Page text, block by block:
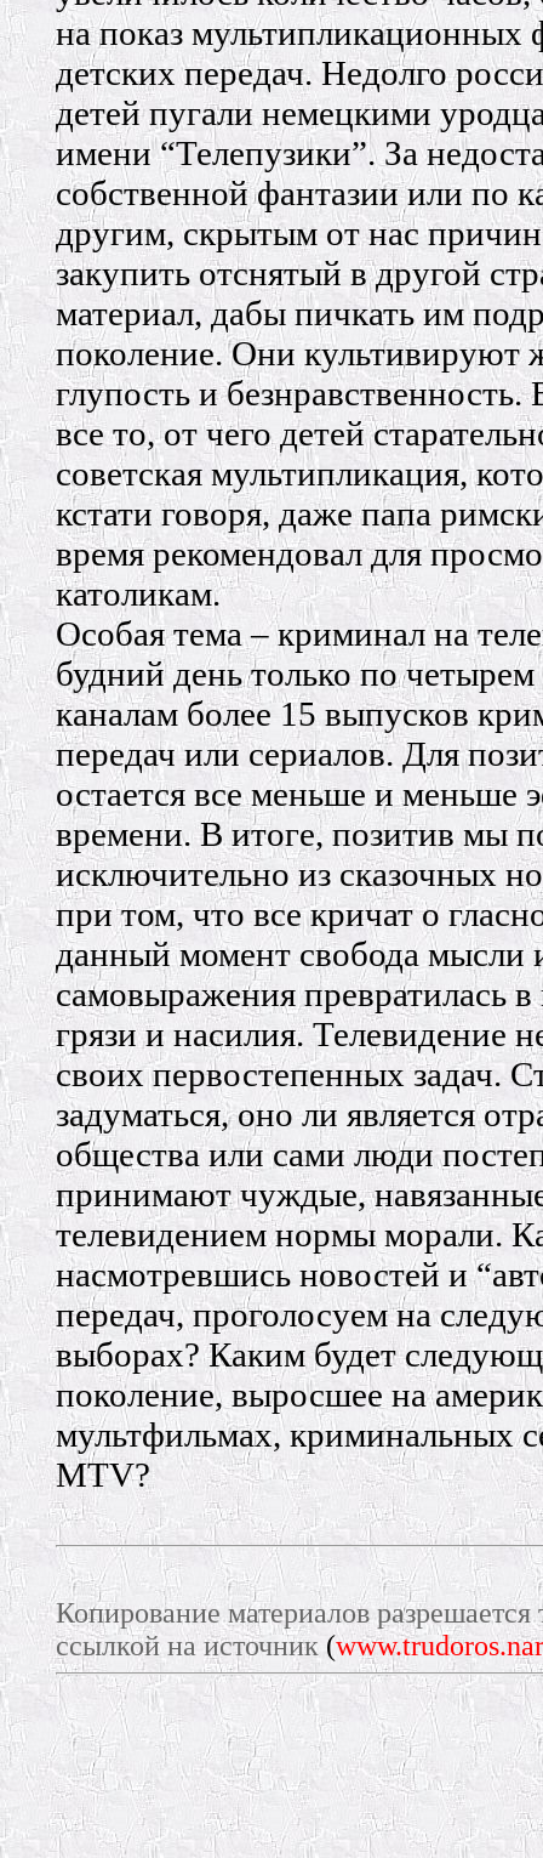
на показ мультипликационных
детских передач. Недолго
детей пугали немецкими
имени “Телепузики”. За
собственной фантазии или по
другим, скрытым от нас
закупить отснятый в другой
материал, дабы пичкать им
поколение. Они культивируют
глупость и
все то, от чего детей
советская мультипликация,
кстати говоря, даже папа
время рекомендовал для
католикам.
Особая тема – криминал на
будний день только по
каналам более 15 выпусков
передач или сериалов. Для
остается все меньше и меньше
времени. В итоге, позитив мы
исключительно из сказочных
при том, что все кричат о
данный момент свобода мысли
самовыражения превратилась
грязи и насилия. Телевидение
своих первостепенных задач.
задуматься, оно ли является
общества или сами люди
принимают чуждые,
телевидением нормы морали.
насмотревшись новостей и
передач, проголосуем на
выборах? Каким будет
поколение, выросшее на
мультфильмах, криминальных
MTV?
Копирование материалов разрешается
ссылкой на источник (